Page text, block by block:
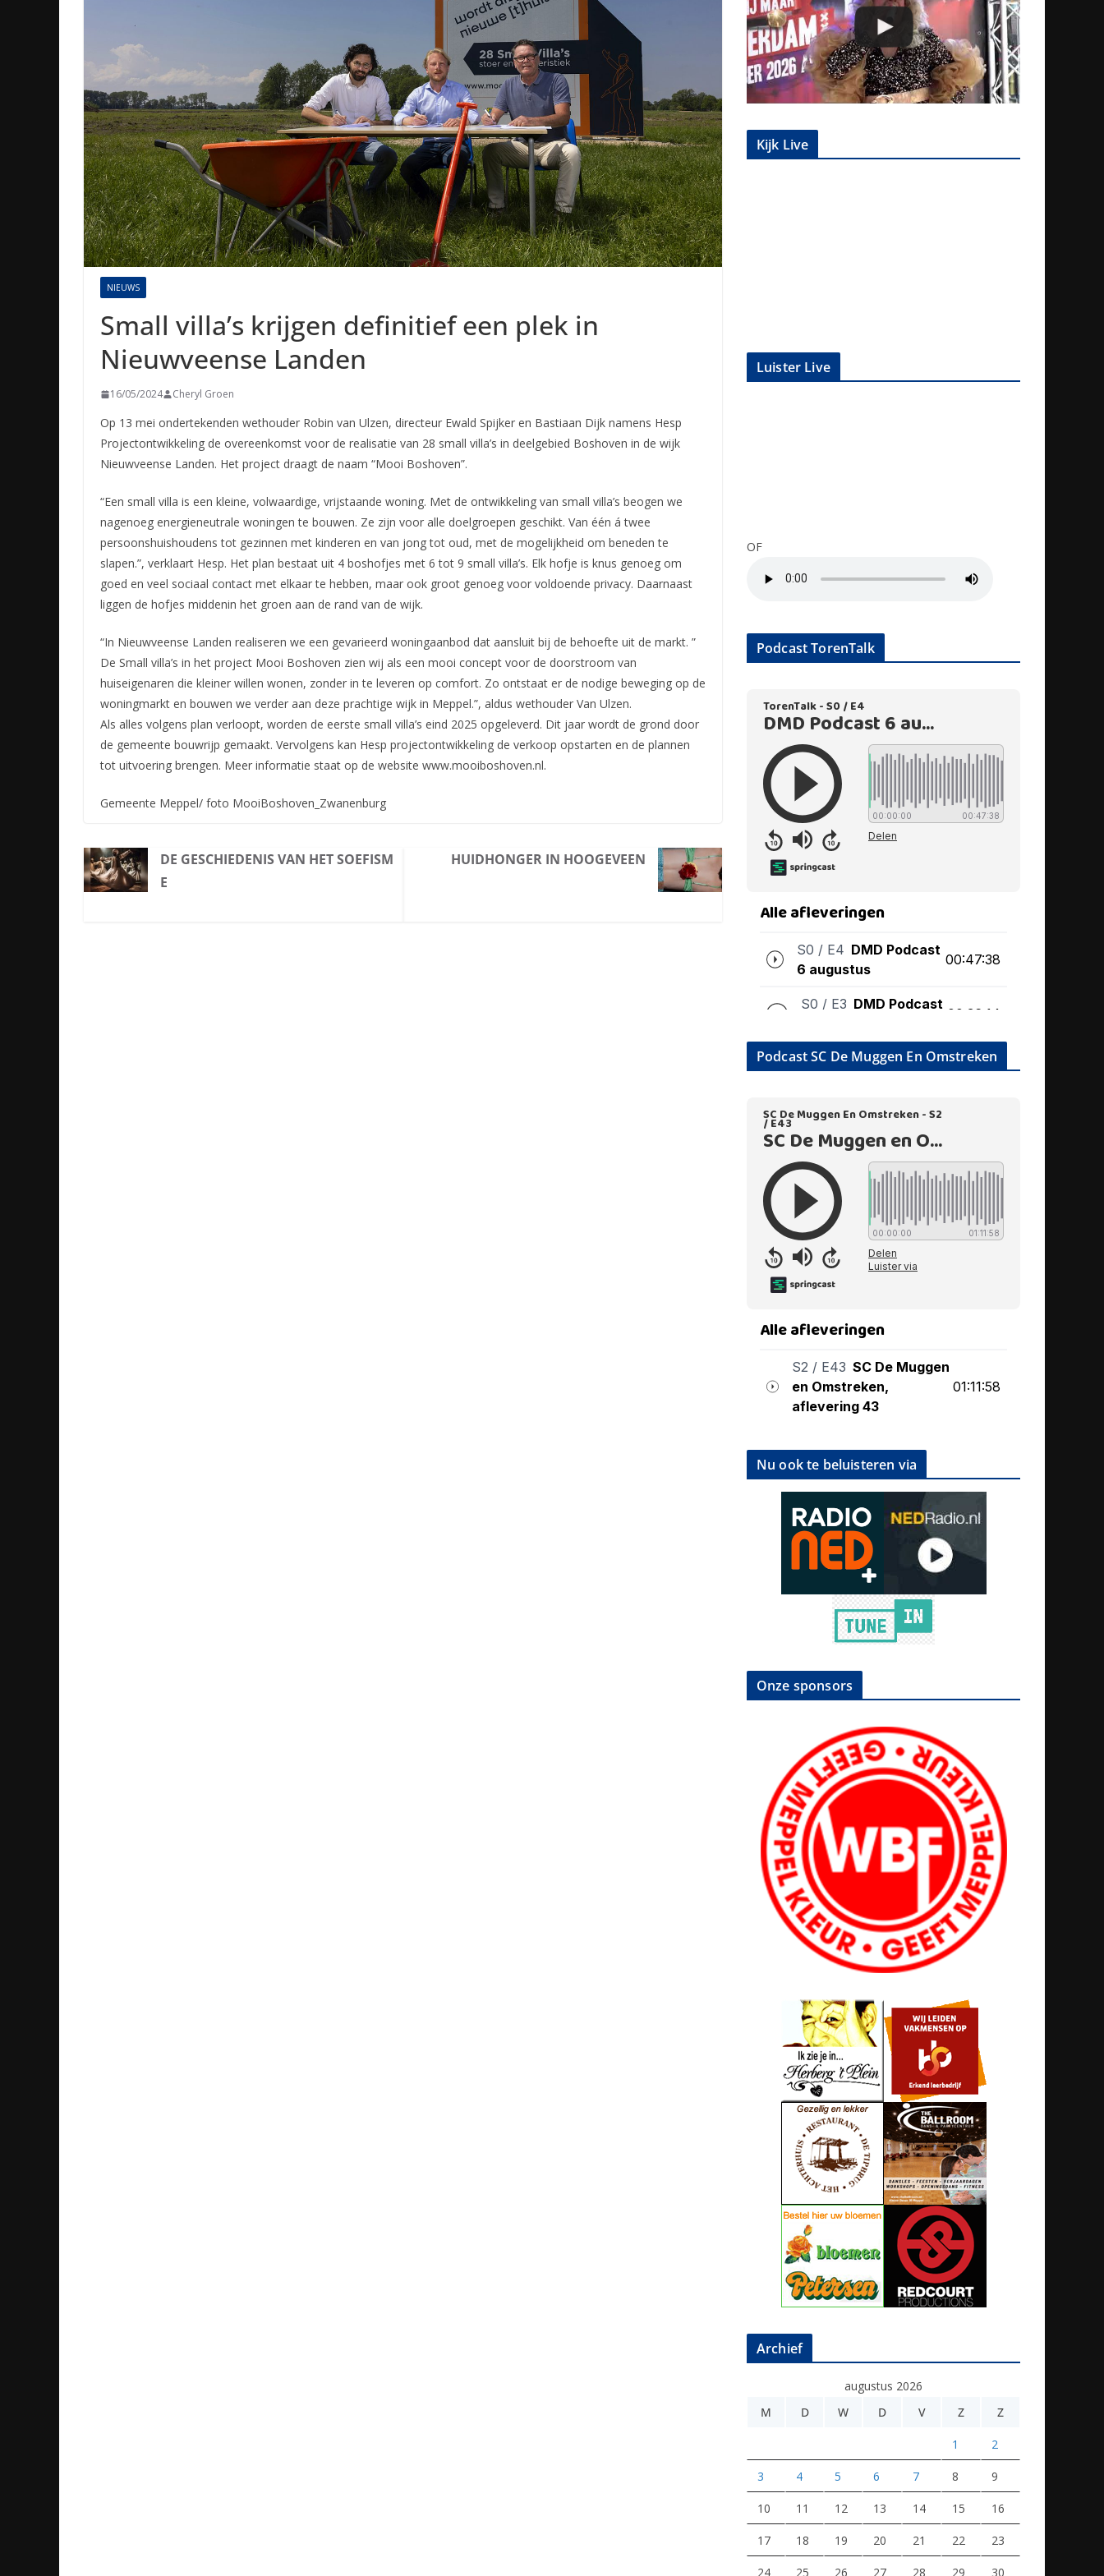
NIEUWS
Small villa’s krijgen definitief een plek in
Nieuwveense Landen
16/05/2024 Cheryl Groen
Op 13 mei ondertekenden wethouder Robin van Ulzen, directeur Ewald Spijker en Bastiaan Dijk namens Hesp
Projectontwikkeling de overeenkomst voor de realisatie van 28 small villa’s in deelgebied Boshoven in de wijk
Nieuwveense Landen. Het project draagt de naam “Mooi Boshoven”.
“Een small villa is een kleine, volwaardige, vrijstaande woning. Met de ontwikkeling van small villa’s beogen we
nagenoeg energieneutrale woningen te bouwen. Ze zijn voor alle doelgroepen geschikt. Van één á twee
persoonshuishoudens tot gezinnen met kinderen en van jong tot oud, met de mogelijkheid om beneden te
slapen.”, verklaart Hesp. Het plan bestaat uit 4 boshofjes met 6 tot 9 small villa’s. Elk hofje is knus genoeg om
goed en veel sociaal contact met elkaar te hebben, maar ook groot genoeg voor voldoende privacy. Daarnaast
liggen de hofjes middenin het groen aan de rand van de wijk.
“In Nieuwveense Landen realiseren we een gevarieerd woningaanbod dat aansluit bij de behoefte uit de markt. ”
De Small villa’s in het project Mooi Boshoven zien wij als een mooi concept voor de doorstroom van
huiseigenaren die kleiner willen wonen, zonder in te leveren op comfort. Zo ontstaat er de nodige beweging op de
woningmarkt en bouwen we verder aan deze prachtige wijk in Meppel.”, aldus wethouder Van Ulzen.
Als alles volgens plan verloopt, worden de eerste small villa’s eind 2025 opgeleverd. Dit jaar wordt de grond door
de gemeente bouwrijp gemaakt. Vervolgens kan Hesp projectontwikkeling de verkoop opstarten en de plannen
tot uitvoering brengen. Meer informatie staat op de website www.mooiboshoven.nl.
Gemeente Meppel/ foto MooiBoshoven_Zwanenburg
DE GESCHIEDENIS VAN HET SOEFISM
E
HUIDHONGER IN HOOGEVEEN
Kijk Live
Luister Live
OF
Podcast TorenTalk
Podcast SC De Muggen En Omstreken
Nu ook te beluisteren via
Onze sponsors
Archief
augustus 2026
M
D W D V Z Z
1 2
3 4 5 6 7 8 9
10 11 12 13 14 15 16
17 18 19 20 21 22 23
24 25 26 27 28 29 30